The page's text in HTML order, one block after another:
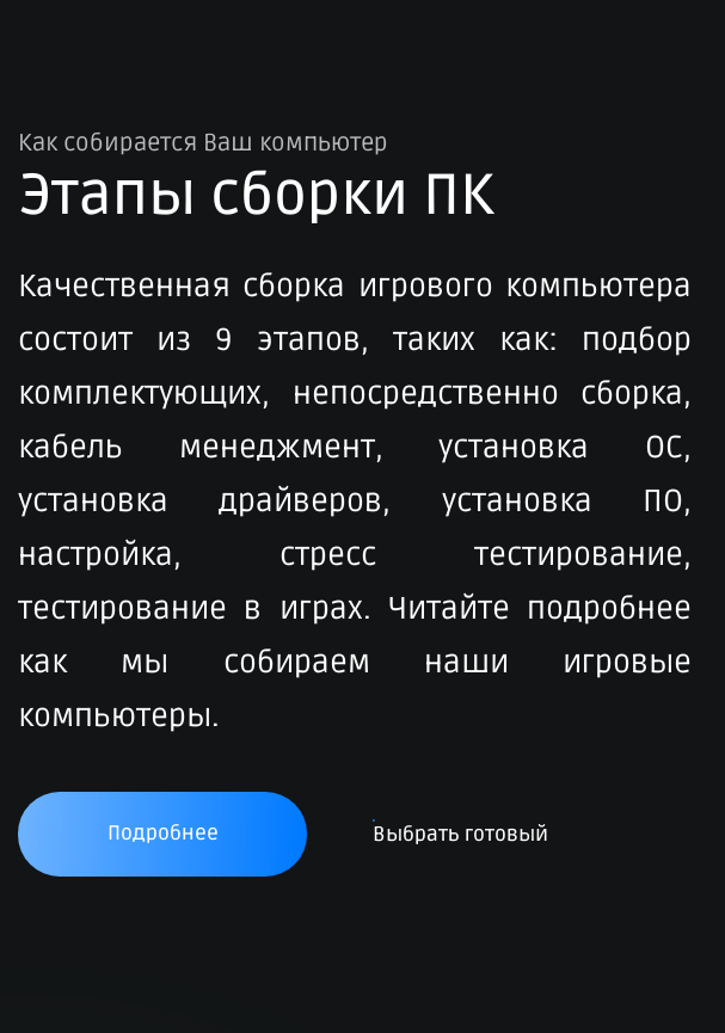
Как собирается Ваш компьютер
Этапы сборки ПК​
Качественная сборка игрового компьютера
состоит из 9 этапов, таких как: подбор
комплектующих, непосредственно сборка,
кабель менеджмент, установка ОС,
установка драйверов, установка ПО,
настройка, стресс тестирование,
тестирование в играх. Читайте подробнее
как мы собираем наши игровые
компьютеры.
Подробнее Выбрать готовый